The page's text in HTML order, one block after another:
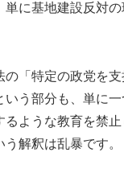
単に基地建設反対
「特定の政党を支
いう部分も、単に
るような教育を禁
解釈は乱暴です。